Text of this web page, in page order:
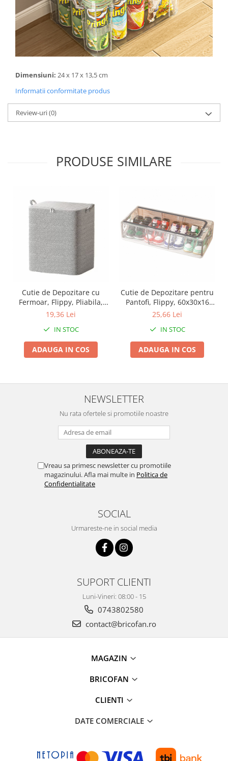
Coliere plastic
Conectori/doze
Corpuri de iluminat
Lampi solare
Lanterne
Veioze si Lampi
Cantarire
Cantare comerciale
Aparate de spalat cu presiune
Instalatii sanitare
Articole si accesorii pentru baie
Baterii baie
Baterii bucatarie
Baterii cada
Baterii lavoar
Chiuvete bucatarie compozit
Coloane de dus
Robineti
Climatizare si echipamente de
Aere conditionate
Echipamente pt incalzire
Paturi electrice cu incalzire
Sobe pe lemne
Umidificatoare
Kituri de siguranta si supravietuire
Kit-uri siguranta auto
Kit-uri Supravietuire si Accesorii
Accesorii ingrijire casa
Accesorii maturi, mopuri si galeti
Aspiratoare electrice
Organizatoare imbracaminte si
Stergatoare geam
Dimensiuni: 24 x 17 x 13,5 cm
Informatii conformitate produs
Review-uri(0)
PRODUSE SIMILARE
Cutie de Depozitare cu
Fermoar, Flippy, Pliabila,
Maner Ranforsat, Fermoar
Paturi, Plapumi, Perne,
Lenjerii de Pat, Jucarii,
61x50x71 cm, 210 Litri, Gri
19,36 Lei
IN STOC
ADAUGA IN COS
Cutie de Depozitare pentru
Pantofi, Flippy, 60x30x16
cm, din Plasa PVC
Otel, Pliabila, Fermoar
Bidirectional, Transparenta
25,66 Lei
IN STOC
ADAUGA IN COS
NEWSLETTER
Nu rata ofertele si promotiile noastre
Vreau sa primesc newsletter cu promotiile
magazinului. Afla mai multe in Politica de
Confidentialitate
SOCIAL
Urmareste-ne in social media
SUPORT CLIENTI
Luni-Vineri: 08:00 - 15
0743802580
contact@bricofan.ro
MAGAZIN
BRICOFAN
CLIENTI
DATE COMERCIALE